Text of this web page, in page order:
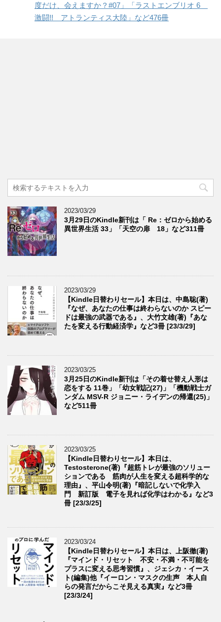
度だけ、会えますか？#07」「ラストエンブリオ 6
激闘!! アトランティス大陸」など476冊
2023/03/29
3月29日のKindle新刊は「 Re：ゼロから始める
異世界生活 33」「天空の扉 18」など311冊
2023/03/29
【Kindle日替わりセール】本日は、中島聡(著)
『なぜ、あなたの仕事は終わらないのか スピー
ドは最強の武器である』、大竹文雄(著)『あな
たを変える行動経済学』など3冊 [23/3/29]
2023/03/25
3月25日のKindle新刊は「その着せ替え人形は
恋をする 11巻」「幼女戦記(27)」「機動戦士ガ
ンダム MSV-R ジョニー・ライデンの帰還(25)」
など511冊
2023/03/25
【Kindle日替わりセール】本日は、
Testosterone(著)『超筋トレが最強のソリュー
ションである 筋肉が人生を変える超科学的な
理由』、平山令明(著)『暗記しないで化学入
門 新訂版 電子を見れば化学はわかる』など3
冊 [23/3/25]
2023/03/24
【Kindle日替わりセール】本日は、上阪徹(著)
『マインド・リセット 不安・不満・不可能を
プラスに変える思考習慣』、ジェシカ・イース
ト(編集)他『イーロン・マスクの生声 本人自
らの発言だからこそ見える真実』など3冊
[23/3/24]